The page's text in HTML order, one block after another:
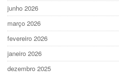
junho 2026
março 2026
fevereiro 2026
janeiro 2026
dezembro 2025